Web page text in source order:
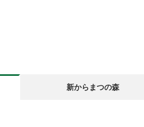
新からまつの森